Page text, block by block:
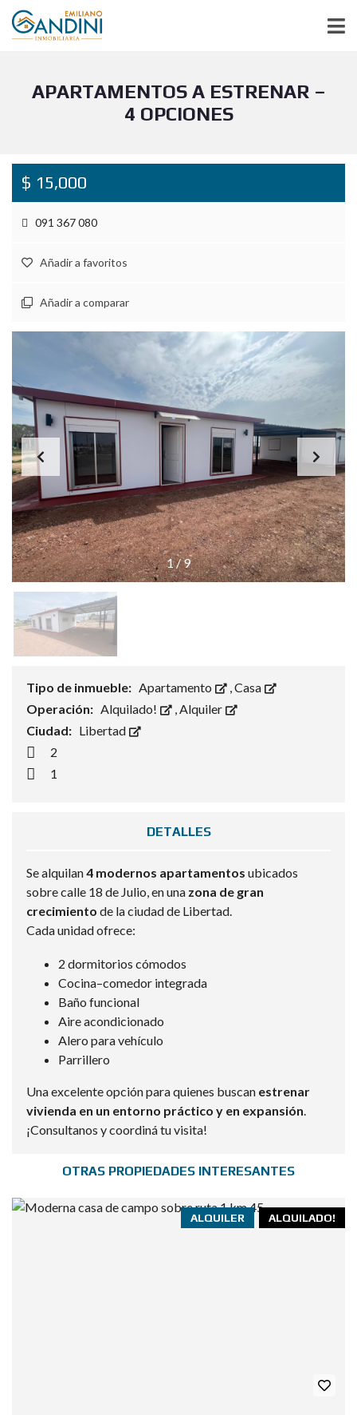
APARTAMENTOS A ESTRENAR –
4 OPCIONES
$ 15,000
091 367 080
Añadir a favoritos
Añadir a comparar
1/9
Tipo de inmueble: Apartamento ,Casa
Operación: Alquilado! ,Alquiler
Ciudad: Libertad
2
1
DETALLES
Se alquilan4 modernos apartamentos ubicados
sobre calle 18 de Julio, en una zona de gran
crecimiento de la ciudad de Libertad.
Cada unidad ofrece:
2 dormitorios cómodos
Cocina–comedor integrada
Baño funcional
Aire acondicionado
Alero para vehículo
Parrillero
Una excelente opción para quienes buscan estrenar
vivienda en un entorno práctico y en expansión.
¡Consultanos y coordiná tu visita!
OTRAS PROPIEDADES INTERESANTES
ALQUILADO!
ALQUILER